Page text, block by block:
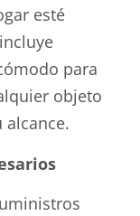
esté
para
objeto
alcance.